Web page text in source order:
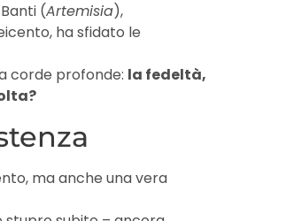
(Artemisia),
ha sfidato le
corde profonde: la fedeltà,
ma anche una vera